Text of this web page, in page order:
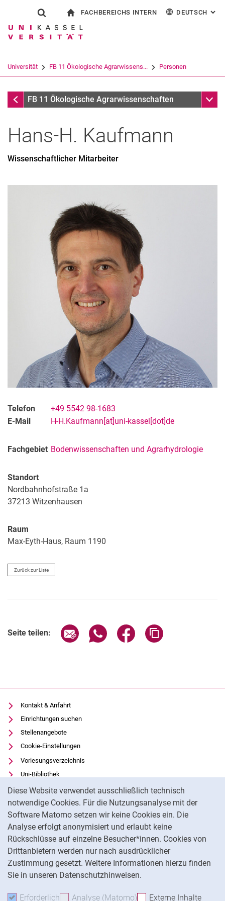
Springe direkt zu: Inhalt
Springe direkt zu: Suche
Springe direkt zu:
Diese Website verwendet ausschließlich technisch
notwendige Cookies. Für die Nutzungsanalyse mit der
Software Matomo setzen wir keine Cookies ein. Die
Analyse erfolgt anonymisiert und erlaubt keine
Rückschlüsse auf einzelne Besucher*innen. Cookies von
Drittanbietern werden nur nach ausdrücklicher
Zustimmung gesetzt. Weitere Informationen hierzu finden
Sie in unseren Datenschutzhinweisen.
Erforderlich Erforderliche Cookies akzeptieren
Analyse (Matomo) Analyse-Cookies
Externe Inhalte
Suchformular
Suchbegriff
Suchen (öffnet externen Link in einem
FACHBEREICHS INTERN DEUTSCH :
Universität FB 11 Ökologische Agrarwissens... Personen
Personen
FB 11 Ökologische Agrarwissenschaften
Hans-H. Kaufmann
Wissenschaftlicher Mitarbeiter
Telefon
+49 5542 98-1683
E-Mail
H-H.Kaufmann[at]uni-kassel[dot]de
Fachgebiet Bodenwissenschaften und Agrarhydrologie
Standort
Nordbahnhofstraße 1a
37213 Witzenhausen
Raum
Max-Eyth-Haus, Raum 1190
Zurück zur Liste
Seite teilen: Seite über E-Mail teilen
Seite über WhatsApp teilen
Seite über Facebook
Kontakt & Anfahrt
Einrichtungen suchen
Stellenangebote
Cookie-Einstellungen
Vorlesungsverzeichnis
Uni-Bibliothek
Moodle
Panopto
Datenschutz
Barrierefreiheit
Transparenter KI-Einsatz